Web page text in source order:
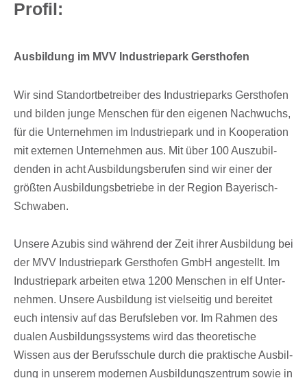
Profil:
Ausbil­dung im MVV Indus­trie­park Gersthofen
Wir sind Stand­ort­be­trei­ber des Indus­trie­parks Gerst­ho­fen
und bilden junge Menschen für den eige­nen Nach­wuchs,
für die Unter­neh­men im Indus­trie­park und in Koope­ra­tion
mit exter­nen Unter­neh­men aus. Mit über 100 Auszu­bil­
den­den in acht Ausbil­dungs­be­ru­fen sind wir einer der
größ­ten Ausbil­dungs­be­triebe in der Region Bayerisch-
Schwaben.
Unsere Azubis sind während der Zeit ihrer Ausbil­dung bei
der MVV Indus­trie­park Gerst­ho­fen GmbH ange­stellt. Im
Indus­trie­park arbei­ten etwa 1200 Menschen in elf Unter­
neh­men. Unsere Ausbil­dung ist viel­sei­tig und berei­tet
euch inten­siv auf das Berufs­le­ben vor. Im Rahmen des
dualen Ausbil­dungs­sys­tems wird das theo­re­ti­sche
Wissen aus der Berufs­schule durch die prak­ti­sche Ausbil­
dung in unse­rem moder­nen Ausbil­dungs­zen­trum sowie in